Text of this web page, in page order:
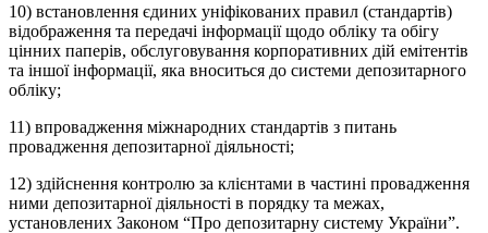
10) встановлення єдиних уніфікованих правил (стандартів)
відображення та передачі інформації щодо обліку та обігу
цінних паперів, обслуговування корпоративних дій емітентів
та іншої інформації, яка вноситься до системи депозитарного
обліку;
11) впровадження міжнародних стандартів з питань
провадження депозитарної діяльності;
12) здійснення контролю за клієнтами в частині провадження
ними депозитарної діяльності в порядку та межах,
установлених Законом “Про депозитарну систему України”.